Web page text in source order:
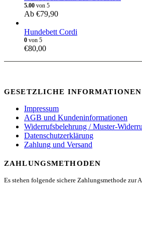
5.00 von 5
Ab €79,90
Hundebett Cordi
0 von 5
€80,00
GESETZLICHE INFORMATIONEN
Impressum
AGB und Kundeninformationen
Widerrufsbelehrung / Muster-
Datenschutzerklärung
Zahlung und Versand
ZAHLUNGSMETHODEN
Es stehen folgende sichere Zahlungsmethode zur